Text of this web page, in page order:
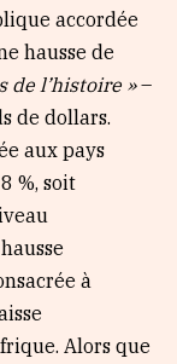
accordée
hausse de
de l’histoire »–
de dollars.
aux pays
%, soit
à
Alors que